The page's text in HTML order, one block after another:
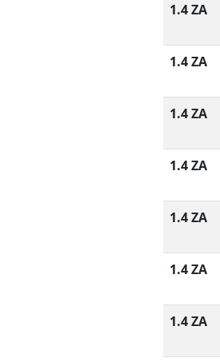
1.4 ZA
1.4 ZA
1.4 ZA
1.4 ZA
1.4 ZA
1.4 ZA
1.4 ZA